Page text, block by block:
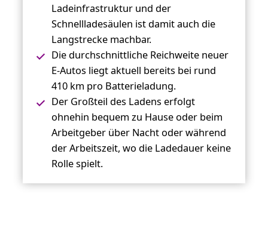
Ladeinfrastruktur und der
Schnellladesäulen ist damit auch die
Langstrecke machbar.
Die durchschnittliche Reichweite neuer
E-Autos liegt aktuell bereits bei rund
410 km pro Batterieladung.
Der Großteil des Ladens erfolgt
ohnehin bequem zu Hause oder beim
Arbeitgeber über Nacht oder während
der Arbeitszeit, wo die Ladedauer keine
Rolle spielt.